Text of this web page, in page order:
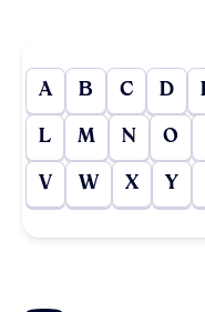
A B C D
L M N O
V W X Y